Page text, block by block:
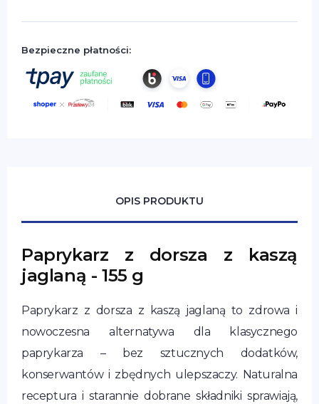
Bezpieczne płatności:
OPIS PRODUKTU
Paprykarz z dorsza z kaszą
jaglaną - 155 g
Paprykarz z dorsza z kaszą jaglaną to zdrowa i
nowoczesna alternatywa dla klasycznego
paprykarza – bez sztucznych dodatków,
konserwantów i zbędnych ulepszaczy. Naturalna
receptura i starannie dobrane składniki sprawiają,